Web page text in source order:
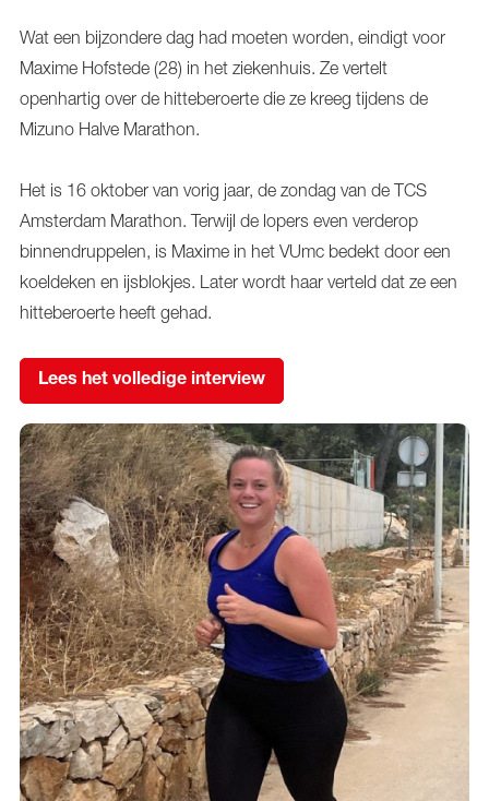
Wat een bijzondere dag had moeten worden, eindigt voor
Maxime Hofstede (28) in het ziekenhuis. Ze vertelt
openhartig over de hitteberoerte die ze kreeg tijdens de
Mizuno Halve Marathon.
Het is 16 oktober van vorig jaar, de zondag van de TCS
Amsterdam Marathon. Terwijl de lopers even verderop
binnendruppelen, is Maxime in het VUmc bedekt door een
koeldeken en ijsblokjes. Later wordt haar verteld dat ze een
hitteberoerte heeft gehad.
Lees het volledige interview